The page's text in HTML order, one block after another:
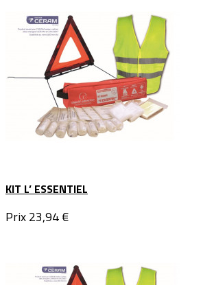
KIT L’ ESSENTIEL
Prix23,94 €